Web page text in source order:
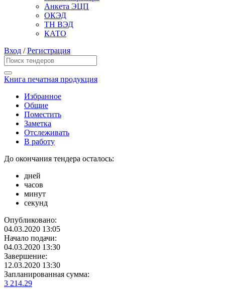
Анкета ЭЦП
ОКЭД
ТН ВЭД
КАТО
Вход /Регистрация
Книга печатная продукция
Избранное
Общие
Поместить
Заметка
Отслеживать
В работу
До окончания тендера осталось:
дней
часов
минут
секунд
Опубликовано:
04.03.2020 13:05
Начало подачи:
04.03.2020 13:30
Завершение:
12.03.2020 13:30
Запланированная сумма:
3 214.29